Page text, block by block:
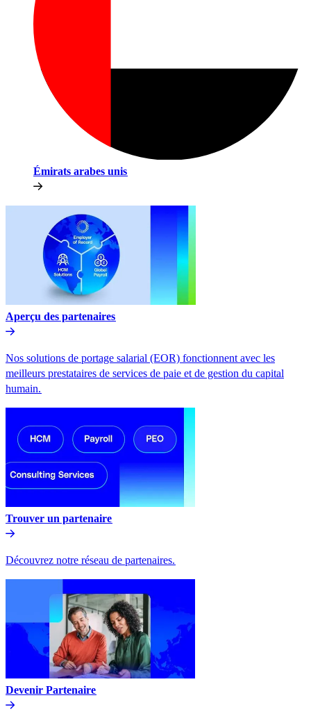
Émirats arabes unis​​
Aperçu des partenaires​​
Nos solutions de portage salarial (EOR) fonctionnent avec les
meilleurs prestataires de services de paie et de gestion du capital
humain.​​
Trouver un partenaire​​
Découvrez notre réseau de partenaires.​​
Devenir Partenaire​​